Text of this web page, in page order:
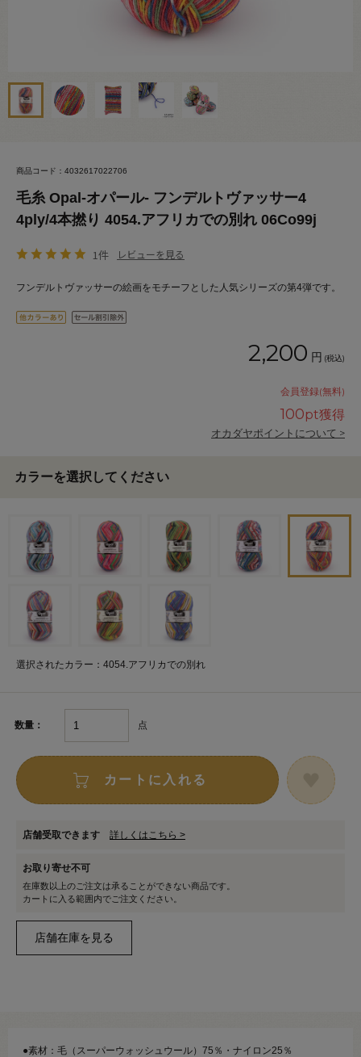
商品コード：4032617022706
毛糸 Opal-オパール- フンデルトヴァッサー4
4ply/4本撚り 4054.アフリカでの別れ 06Co99j
1件 レビューを見る
フンデルトヴァッサーの絵画をモチーフとした人気シリーズの第4弾です。
2,200 円 (税込)
会員登録(無料)
100pt獲得
オカダヤポイントについて >
カラーを選択してください
選択されたカラー：4054.アフリカでの別れ
数量： 点
カートに入れる
店舗受取できます 詳しくはこちら >
お取り寄せ不可
在庫数以上のご注文は承ることができない商品です。
カートに入る範囲内でご注文ください。
●素材：毛（スーパーウォッシュウール）75％・ナイロン25％